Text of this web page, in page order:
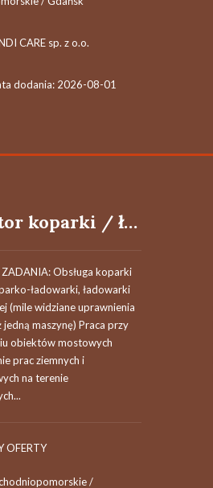
CARE sp. z o.o.
dodania: 2026-08-01
Operator koparki / ładowarki teleskopowej
ZADANIA: Obsługa koparki
ładowarki, ładowarki
(mile widziane uprawnienia
jedną maszynę) Praca przy
obiektów mostowych
prac ziemnych i
na terenie
OFERTY
/